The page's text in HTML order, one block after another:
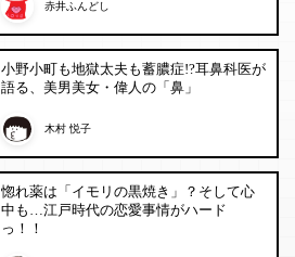
赤井ふんどし
小野小町も地獄太夫も蓄膿症!?耳鼻科医が
語る、美男美女・偉人の「鼻」
木村 悦子
惚れ薬は「イモリの黒焼き」？そして心
中も…江戸時代の恋愛事情がハード
っ！！